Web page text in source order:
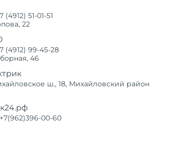
Эвакуируем
работа на городском и
главный принцип
(4912) 51-01-51
22
(4912) 99-45-28
46
ш., 18, Михайловский район
00-60